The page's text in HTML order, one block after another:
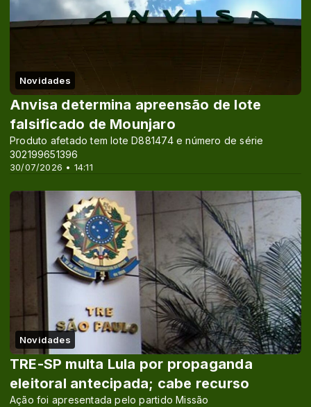
Novidades
30/07/2026 • 14:11
Anvisa determina apreensão de lote
falsificado de Mounjaro
Produto afetado tem lote D881474 e número de série
302199651396
Novidades
TRE-SP multa Lula por propaganda
eleitoral antecipada; cabe recurso
Ação foi apresentada pelo partido Missão